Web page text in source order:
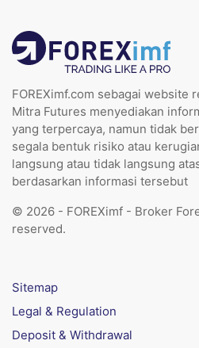
FOREXimf.com sebagai website
Mitra Futures menyediakan
yang terpercaya, namun tidak
segala bentuk risiko atau
langsung atau tidak langsung
berdasarkan informasi tersebut
© 2026 - FOREXimf - Broker
reserved.
Sitemap
Legal & Regulation
Deposit & Withdrawal